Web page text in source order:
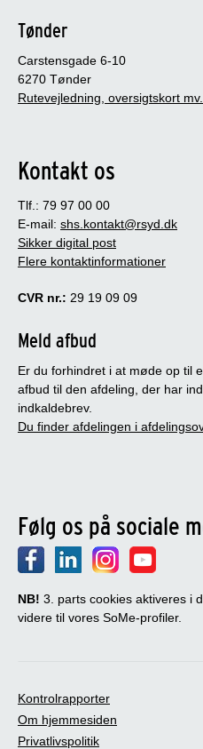
Tønder
Carstensgade 6-10
6270 Tønder
Rutevejledning, oversigtskort
Kontakt os
Tlf.: 79 97 00 00
E-mail: shs.kontakt@rsyd.dk
Sikker digital post
Flere kontaktinformationer
CVR nr.: 29 19 09 09
Meld afbud
Er du forhindret i at møde op til
afbud til den afdeling, der har
indkaldebrev.
Du finder afdelingen i
Følg os på sociale
NB! 3. parts cookies aktiveres i
videre til vores SoMe-profiler.
Kontrolrapporter
Om hjemmesiden
Privatlivspolitik